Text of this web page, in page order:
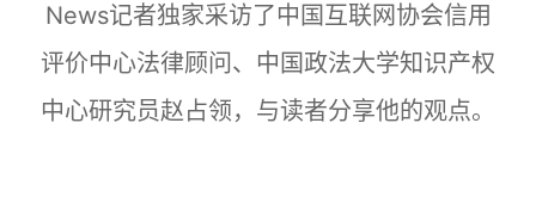
News记者独家采访了中国互联网协会信用
评价中心法律顾问、中国政法大学知识产权
中心研究员赵占领，与读者分享他的观点。